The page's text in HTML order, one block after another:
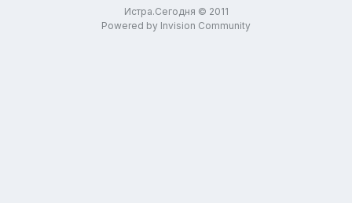
Истра.Сегодня © 2011
Powered by Invision Community